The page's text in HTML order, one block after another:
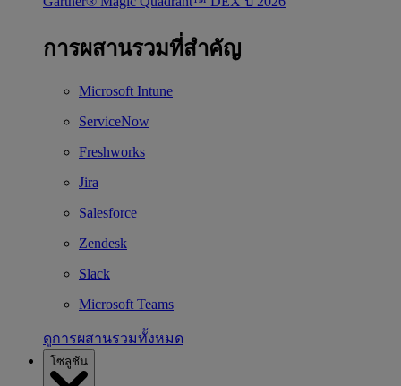
การผสานรวมที่สำคัญ
Microsoft Intune
ServiceNow
Freshworks
Jira
Salesforce
Zendesk
Slack
Microsoft Teams
ดูการผสานรวมทั้งหมด
โซลูชัน